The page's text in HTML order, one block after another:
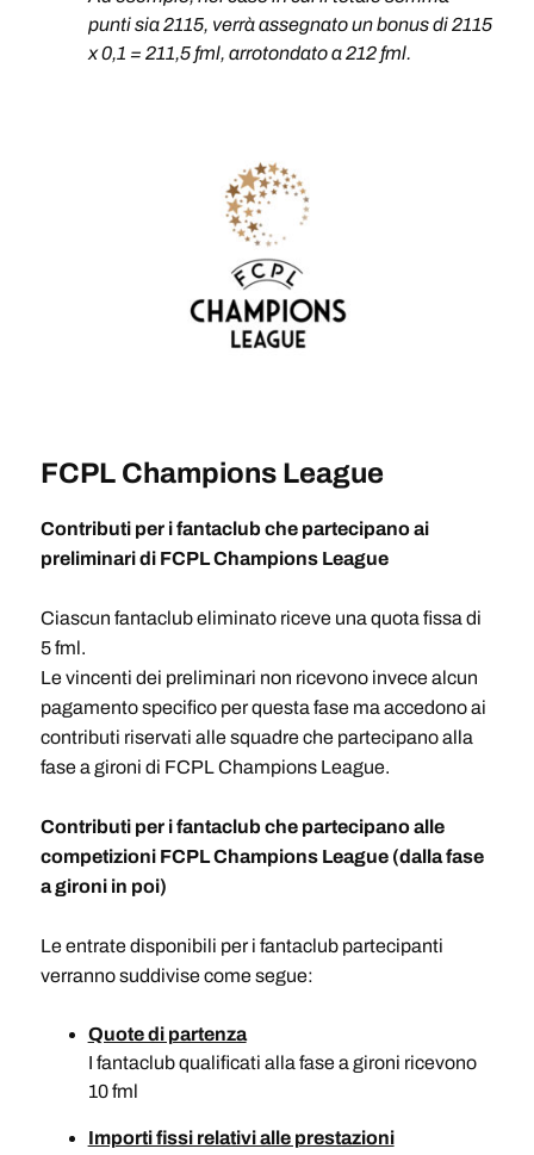
punti sia 2115, verrà assegnato un bonus di 2115
x 0,1 = 211,5 fml, arrotondato a 212 fml.
FCPL Champions League
Contributi per i fantaclub che partecipano ai
preliminari di FCPL Champions League
Ciascun fantaclub eliminato riceve una quota fissa di
5 fml.
Le vincenti dei preliminari non ricevono invece alcun
pagamento specifico per questa fase ma accedono ai
contributi riservati alle squadre che partecipano alla
fase a gironi di FCPL Champions League.
Contributi per i fantaclub che partecipano alle
competizioni FCPL Champions League (dalla fase
a gironi in poi)
Le entrate disponibili per i fantaclub partecipanti
verranno suddivise come segue:
Quote di partenza
I fantaclub qualificati alla fase a gironi ricevono
10 fml
Importi fissi relativi alle prestazioni